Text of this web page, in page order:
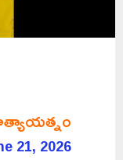
21, 2026